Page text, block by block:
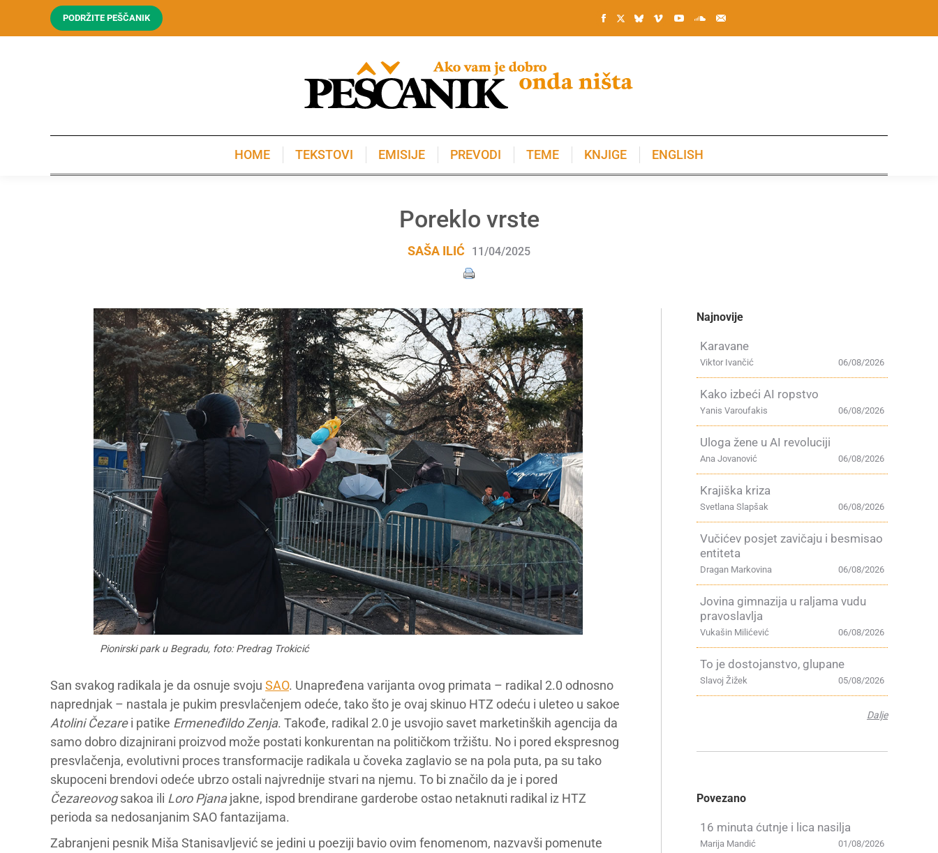
PODRŽITE PEŠČANIK
HOME TEKSTOVI EMISIJE PREVODI TEME KNJIGE ENGLISH
Poreklo vrste
SAŠA ILIĆ 11/04/2025
Pionirski park u Begradu, foto: Predrag Trokicić
San svakog radikala je da osnuje svoju SAO. Unapređena varijanta ovog primata – radikal 2.0 odnosno
naprednjak – nastala je pukim presvlačenjem odeće, tako što je ovaj skinuo HTZ odeću i uleteo u sakoe
Atolini Čezarei patike Ermeneđildo Zenja. Takođe, radikal 2.0 je usvojio savet marketinških agencija da
samo dobro dizajnirani proizvod može postati konkurentan na političkom tržištu. No i pored ekspresnog
presvlačenja, evolutivni proces transformacije radikala u čoveka zaglavio se na pola puta, pa su tako
skupoceni brendovi odeće ubrzo ostali najvrednije stvari na njemu. To bi značilo da je i pored
Čezareovogsakoa ili Loro Pjanajakne, ispod brendirane garderobe ostao netaknuti radikal iz HTZ
perioda sa nedosanjanim SAO fantazijama.
Zabranjeni pesnik Miša Stanisavljević se jedini u poeziji bavio ovim fenomenom, nazvavši pomenute
Najnovije
Karavane
06/08/2026
Viktor Ivančić
Kako izbeći AI ropstvo
06/08/2026
Yanis Varoufakis
Uloga žene u AI revoluciji
06/08/2026
Ana Jovanović
Krajiška kriza
06/08/2026
Svetlana Slapšak
Vučićev posjet zavičaju i besmisao
entiteta
06/08/2026
Dragan Markovina
Jovina gimnazija u raljama vudu
pravoslavlja
06/08/2026
Vukašin Milićević
To je dostojanstvo, glupane
05/08/2026
Slavoj Žižek
Dalje
Povezano
16 minuta ćutnje i lica nasilja
01/08/2026
Marija Mandić
KNJIGE ENGLISH